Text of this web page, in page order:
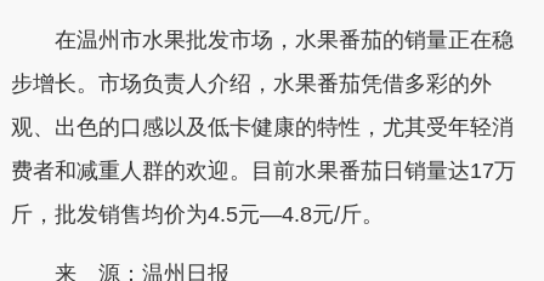
在温州市水果批发市场，水果番茄的销量正在稳
步增长。市场负责人介绍，水果番茄凭借多彩的外
观、出色的口感以及低卡健康的特性，尤其受年轻消
费者和减重人群的欢迎。目前水果番茄日销量达17万
斤，批发销售均价为4.5元—4.8元/斤。
来 源：温州日报